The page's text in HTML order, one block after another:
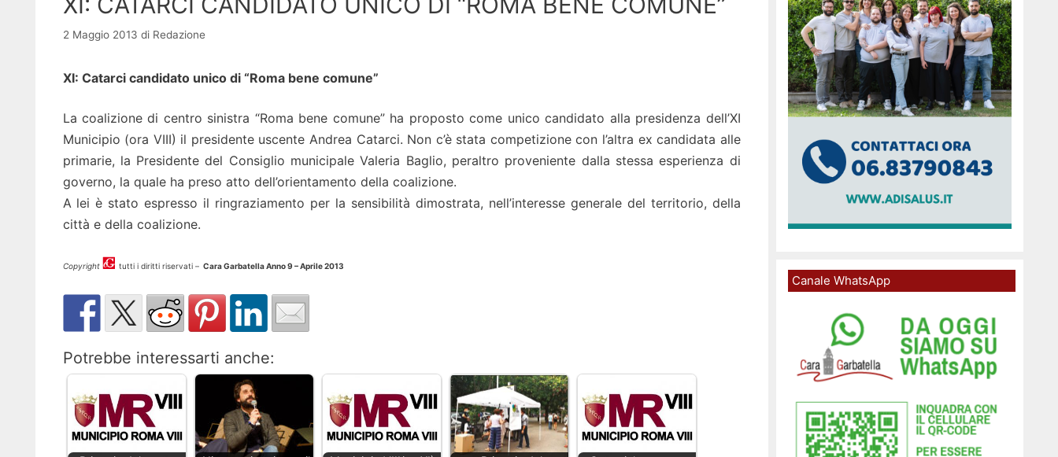
2 Maggio 2013 di Redazione
XI: Catarci candidato unico di “Roma bene comune”
La coalizione di centro sinistra “Roma bene comune” ha proposto come unico candidato alla presidenza dell’XI
Municipio (ora VIII) il presidente uscente Andrea Catarci. Non c’è stata competizione con l’altra ex candidata alle
primarie, la Presidente del Consiglio municipale Valeria Baglio, peraltro proveniente dalla stessa esperienza di
governo, la quale ha preso atto dell’orientamento della coalizione.
A lei è stato espresso il ringraziamento per la sensibilità dimostrata, nell’interesse generale del territorio, della
città e della coalizione.
Copyright tutti i diritti riservati – Cara Garbatella Anno 9 – Aprile 2013
Potrebbe interessarti anche:
Canale WhatsApp